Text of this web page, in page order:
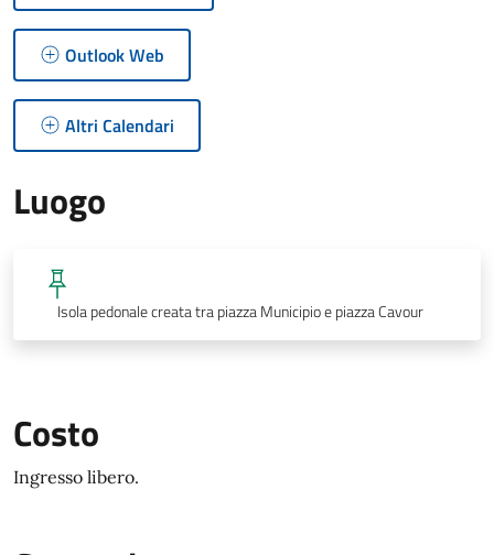
Outlook Web
Altri Calendari
Luogo
Isola pedonale creata tra piazza Municipio e piazza Cavour
Costo
Ingresso libero.